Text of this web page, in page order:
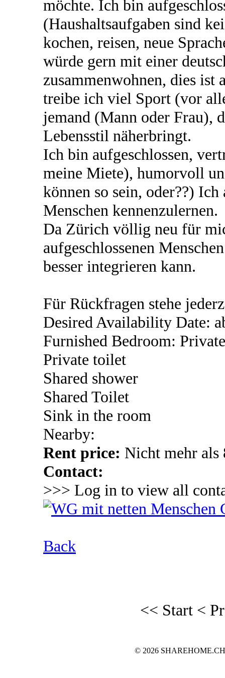
möchte. Ich bin
(Haushaltsaufgaben sind
kochen, reisen, neue
würde gern mit einer
zusammenwohnen, dies
treibe ich viel Sport (vor
jemand (Mann oder Frau),
Lebensstil näherbringt.
Ich bin aufgeschlossen,
meine Miete), humorvoll
können so sein, oder??)
Menschen kennenzulernen.
Da Zürich völlig neu für
aufgeschlossenen
besser integrieren kann.
Für Rückfragen stehe
Desired Availability Date:
Furnished Bedroom:
Private toilet
Shared shower
Shared Toilet
Sink in the room
Nearby:
Rent price: Nicht mehr als
Contact:
>>> Log in to view all
Back
<< Start <
© 2026